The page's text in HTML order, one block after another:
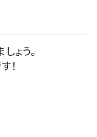
ょう。
！